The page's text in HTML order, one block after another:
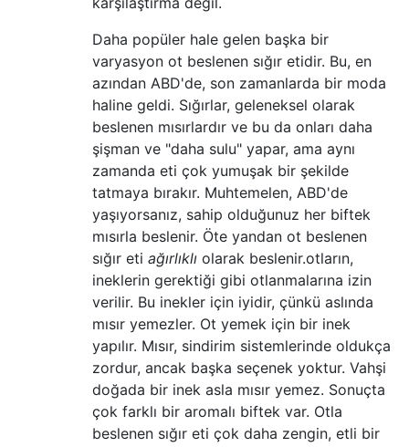
Daha popüler hale gelen başka bir
varyasyon ot beslenen sığır etidir. Bu, en
azından ABD'de, son zamanlarda bir moda
haline geldi. Sığırlar, geleneksel olarak
beslenen mısırlardır ve bu da onları daha
şişman ve "daha sulu" yapar, ama aynı
zamanda eti çok yumuşak bir şekilde
tatmaya bırakır. Muhtemelen, ABD'de
yaşıyorsanız, sahip olduğunuz her biftek
mısırla beslenir. Öte yandan ot beslenen
sığır eti ağırlıklı olarak beslenir.otların,
ineklerin gerektiği gibi otlanmalarına izin
verilir. Bu inekler için iyidir, çünkü aslında
mısır yemezler. Ot yemek için bir inek
yapılır. Mısır, sindirim sistemlerinde oldukça
zordur, ancak başka seçenek yoktur. Vahşi
doğada bir inek asla mısır yemez. Sonuçta
çok farklı bir aromalı biftek var. Otla
beslenen sığır eti çok daha zengin, etli bir